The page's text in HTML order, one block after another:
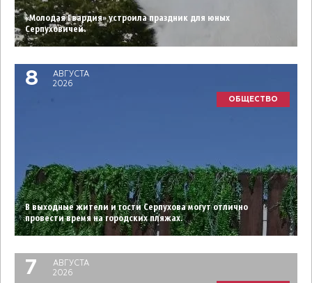
«Молодая Гвардия» устроила праздник для юных
Серпуховичей.
8
АВГУСТА
2026
ОБЩЕСТВО
В выходные жители и гости Серпухова могут отлично
провести время на городских пляжах.
7
АВГУСТА
2026